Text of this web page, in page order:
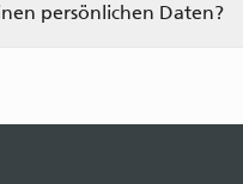
persönlichen Daten?